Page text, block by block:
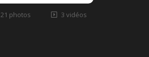
21 photos 3 vidéos